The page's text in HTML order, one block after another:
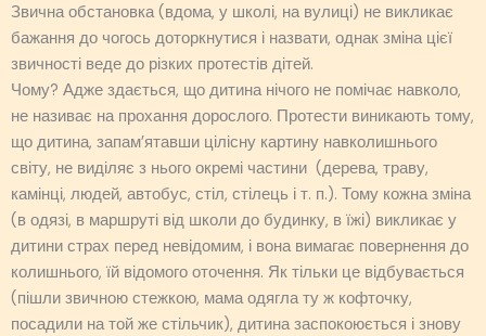
Звична обстановка (вдома, у школі, на вулиці) не викликає
бажання до чогось доторкнутися і назвати, однак зміна цієї
звичності веде до різких протестів дітей.
Чому? Адже здається, що дитина нічого не помічає навколо,
не називає на прохання дорослого. Протести виникають тому,
що дитина, запам’ятавши цілісну картину навколишнього
світу, не виділяє з нього окремі частини (дерева, траву,
камінці, людей, автобус, стіл, стілець і т. п.). Тому кожна зміна
(в одязі, в маршруті від школи до будинку, в їжі) викликає у
дитини страх перед невідомим, і вона вимагає повернення до
колишнього, їй відомого оточення. Як тільки це відбувається
(пішли звичною стежкою, мама одягла ту ж кофточку,
посадили на той же стільчик), дитина заспокоюється і знову